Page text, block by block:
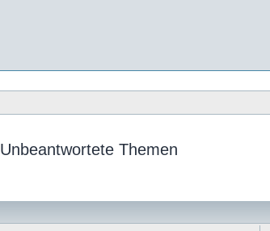
Unbeantwortete Themen